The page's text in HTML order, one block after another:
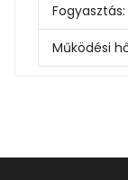
Fogyasztás:
Működési